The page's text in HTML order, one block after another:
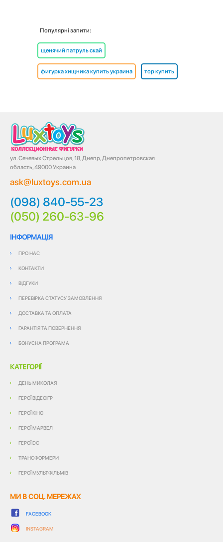
Популярні запити:
щенячий патруль скай
фигурка хищника купить украина тор купить
ул. Сечевых Стрельцов, 18, Днепр, Днепропетровская
область, 49000 Украина
ask@luxtoys.com.ua
(098) 840-55-23
(050) 260-63-96
ІНФОРМАЦІЯ
ПРО НАС
КОНТАКТИ
ВІДГУКИ
ПЕРЕВІРКА СТАТУСУ ЗАМОВЛЕННЯ
ДОСТАВКА ТА ОПЛАТА
ГАРАНТІЯ ТА ПОВЕРНЕННЯ
БОНУСНА ПРОГРАМА
КАТЕГОРІЇ
ДЕНЬ МИКОЛАЯ
ГЕРОЇ ВІДЕОІГР
ГЕРОЇ КІНО
ГЕРОЇ МАРВЕЛ
ГЕРОЇ DC
ТРАНСФОРМЕРИ
ГЕРОЇ МУЛЬТФІЛЬМІВ
МИ В СОЦ. МЕРЕЖАХ
FACEBOOK
INSTAGRAM